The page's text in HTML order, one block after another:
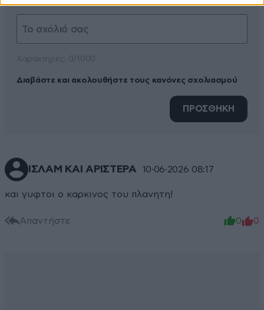
Διαβάστε και ακολουθήστε τους κανόνες σχολιασμού
ΠΡΟΣΘΗΚΗ
ΙΣΛΑΜ ΚΑΙ ΑΡΙΣΤΕΡΑ 10·06·2026 08:17
και γυφτοι ο καρκινος του πλανητη!
Απαντήστε 0 0